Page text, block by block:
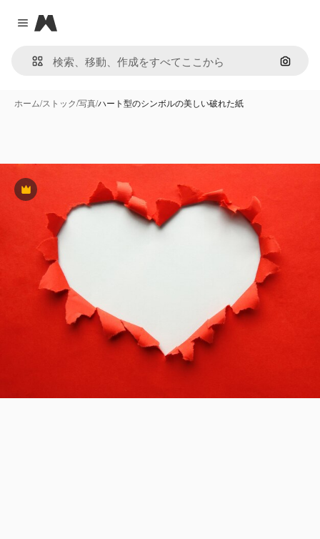
Close menu
Magnific
画像で
ホーム/ストック/写真/ハート型のシンボルの美しい破れた紙
Premium